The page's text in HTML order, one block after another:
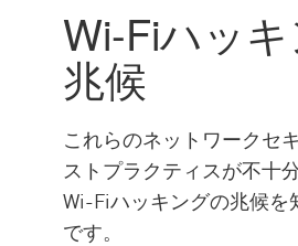
Wi-Fiハッ
兆候
これらのネットワークセ
ストプラクティスが不十
Wi-Fiハッキングの兆候を
です。